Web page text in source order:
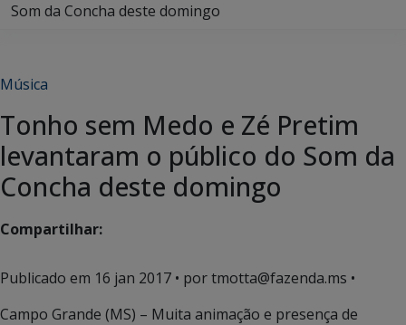
Som da Concha deste domingo
Música
Tonho sem Medo e Zé Pretim
levantaram o público do Som da
Concha deste domingo
Compartilhar:
Publicado em 16 jan 2017 • por tmotta@fazenda.ms •
Campo Grande (MS) – Muita animação e presença de